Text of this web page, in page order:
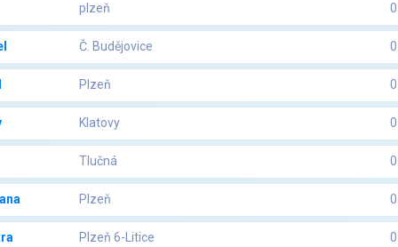
plzeň 0
Č. Budějovice 0
Plzeň 0
Klatovy 0
Tlučná 0
Plzeň 0
Plzeň 6-Litice 0